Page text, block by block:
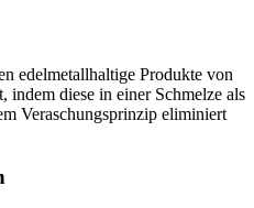
edelmetallhaltige Produkte von
indem diese in einer Schmelze als
Veraschungsprinzip eliminiert